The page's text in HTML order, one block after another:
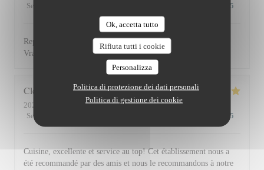
Ok, accetta tutto
Rifiuta tutti i cookie
Personalizza
Politica di protezione dei dati personali
Politica di gestione dei cookie
Servizio
/5
Repas excellent de l’entrée au dessert. Service impeccable.
Vraiment top. Je recommande.
Clemence
2026-07-29
- 20:00 - Ospiti 2
Servizio
/5
Cuisine, excellente et service au top! Cet établissement nous a
été recommandé par des amis et nous le recommandons à notre